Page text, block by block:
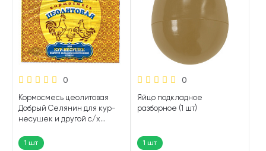
0
Кормосмесь цеолитовая
Добрый Селянин для кур-
несушек и другой с/х
1 шт
0
Яйцо подкладное
разборное (1 шт)
1 шт